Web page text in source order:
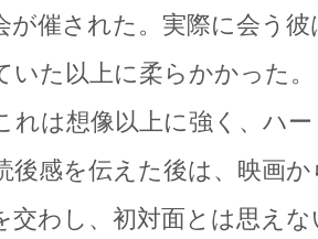
が催された。実際に会う
いた以上に柔らかかった
れは想像以上に強く、ハ
後感を伝えた後は、映画
交わし、初対面とは思え